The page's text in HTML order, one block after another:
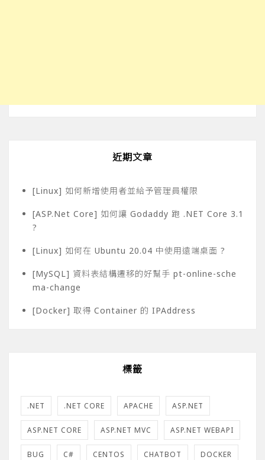
近期文章
[Linux] 如何新增使用者並給予管理員權限
[ASP.Net Core] 如何讓 Godaddy 跑 .NET Core 3.1
?
[Linux] 如何在 Ubuntu 20.04 中使用遠端桌面 ?
[MySQL] 資料表結構遷移的好幫手 pt-online-sche
ma-change
[Docker] 取得 Container 的 IPAddress
標籤
.NET .NET CORE APACHE ASP.NET
ASP.NET CORE ASP.NET MVC ASP.NET WEBAPI
BUG C# CENTOS CHATBOT DOCKER